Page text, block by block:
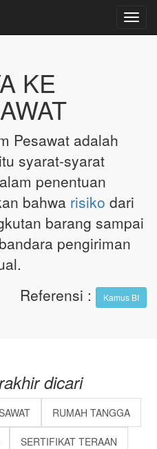
KE
Pesawat adalah
syarat-syarat
penentuan
bahwa risiko dari
barang sampai
pengiriman
Referensi : Kamus BI
dicari
RUMAH TANGGA
SERTIFIKAT TERAAN